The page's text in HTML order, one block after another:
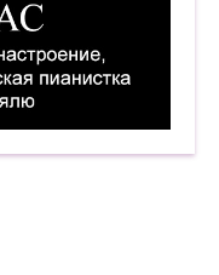
настроение,